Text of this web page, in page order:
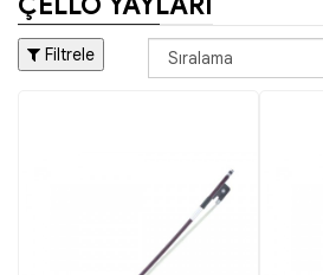
Filtrele